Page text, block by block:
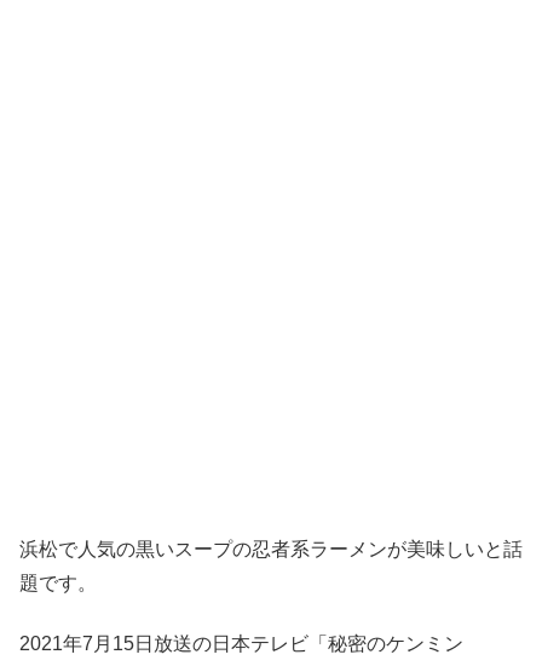
浜松で人気の黒いスープの忍者系ラーメンが美味しいと話
題です。
2021年7月15日放送の日本テレビ「秘密のケンミン